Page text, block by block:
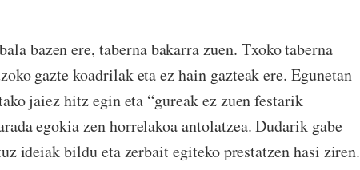
bazen ere, taberna bakarra zuen. Txoko taberna
gazte koadrilak eta ez hain gazteak ere. Egunetan
jaiez hitz egin eta “gureak ez zuen festarik
egokia zen horrelakoa antolatzea. Dudarik gabe
ideiak bildu eta zerbait egiteko prestatzen hasi ziren.